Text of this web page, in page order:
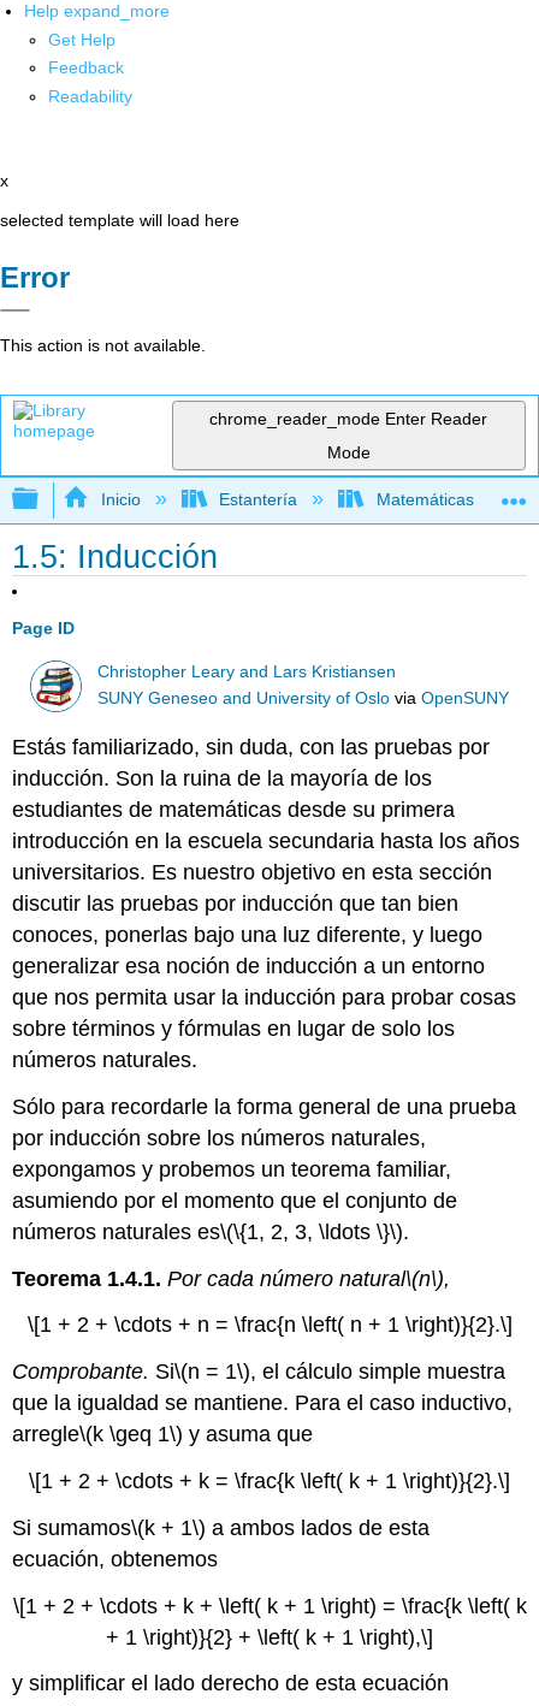
Help expand_more
Get Help
Feedback
Readability
x
selected template will load here
Error
This action is not available.
chrome_reader_mode Enter Reader
Mode
Expandir/contraer jerarquía global
Inicio Estantería Matemáticas
1.5: Inducción
Page ID
Christopher Leary and Lars Kristiansen
SUNY Geneseo and University of Oslo viaOpenSUNY
Estás familiarizado, sin duda, con las pruebas por
inducción. Son la ruina de la mayoría de los
estudiantes de matemáticas desde su primera
introducción en la escuela secundaria hasta los años
universitarios. Es nuestro objetivo en esta sección
discutir las pruebas por inducción que tan bien
conoces, ponerlas bajo una luz diferente, y luego
generalizar esa noción de inducción a un entorno
que nos permita usar la inducción para probar cosas
sobre términos y fórmulas en lugar de solo los
números naturales.
Sólo para recordarle la forma general de una prueba
por inducción sobre los números naturales,
expongamos y probemos un teorema familiar,
asumiendo por el momento que el conjunto de
números naturales es\(\{1, 2, 3, \ldots \}\).
Teorema 1.4.1.Por cada número natural\(n\),
\[1 + 2 + \cdots + n = \frac{n \left( n + 1 \right)}{2}.\]
Comprobante. Si\(n = 1\), el cálculo simple muestra
que la igualdad se mantiene. Para el caso inductivo,
arregle\(k \geq 1\) y asuma que
\[1 + 2 + \cdots + k = \frac{k \left( k + 1 \right)}{2}.\]
Si sumamos\(k + 1\) a ambos lados de esta
ecuación, obtenemos
\[1 + 2 + \cdots + k + \left( k + 1 \right) = \frac{k \left( k
+ 1 \right)}{2} + \left( k + 1 \right),\]
y simplificar el lado derecho de esta ecuación